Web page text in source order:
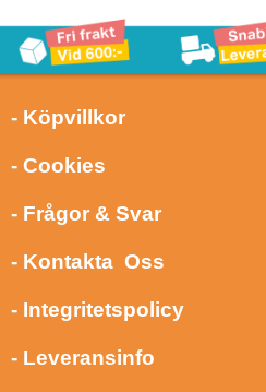
- Köpvillkor
- Cookies
- Frågor & Svar
- Kontakta Oss
- Integritetspolicy
- Leveransinfo